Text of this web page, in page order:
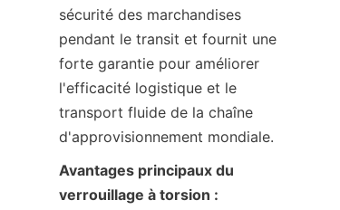
sécurité des marchandises
pendant le transit et fournit une
forte garantie pour améliorer
l'efficacité logistique et le
transport fluide de la chaîne
d'approvisionnement mondiale.
Avantages principaux du
verrouillage à torsion :